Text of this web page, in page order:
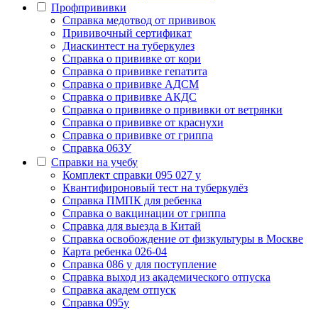
Профпрививки
Справка медотвод от прививок
Прививочный сертификат
Диаскинтест на туберкулез
Cправка о прививке от кори
Cправка о прививке гепатита
Справка о прививке АДСМ
Справка о прививке АКДС
Справка о прививке о прививки от ветрянки
Справка о прививке от краснухи
Справка о прививке от гриппа
Справка 063У
Справки на учебу
Комплект справки 095 027 у
Квантифироновый тест на туберкулёз
Справка ПМПК для ребенка
Справка о вакцинации от гриппа
Справка для выезда в Китай
Справка освобождение от физкультуры в Москве
Карта ребенка 026-04
Справка 086 у для поступление
Справка выход из академического отпуска
Справка академ отпуск
Справка 095у